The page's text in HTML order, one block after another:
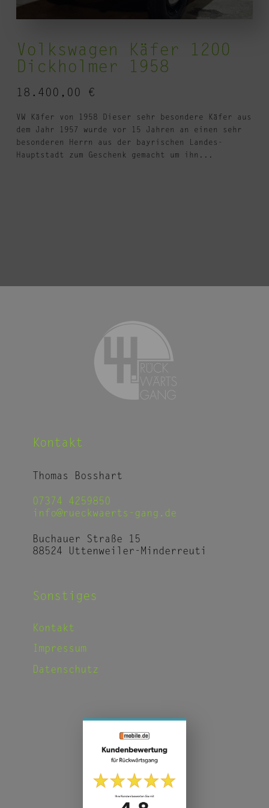
Volkswagen Käfer 1200
Dickholmer 1958
18.400,00 €
VW Käfer von 1958 Dieser sehr besondere Käfer aus
dem Jahr 1957 wurde vor 15 Jahren an einen sehr
besonderen Herrn aus der bayrischen Landes-
Hauptstadt zum Geschenk gemacht um ihn...
Kontakt
Thomas Bosshart
07374 4259850
info@rueckwaerts-gang.de
Buchauer Straße 15
88524 Uttenweiler-Minderreuti
Sonstiges
Kontakt
Impressum
Datenschutz